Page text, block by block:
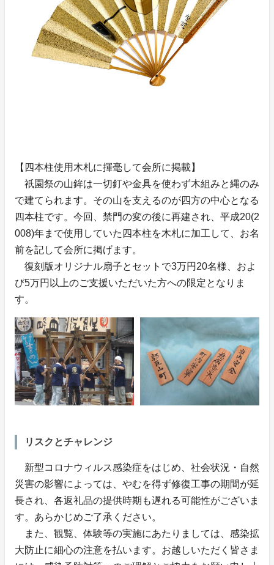
【四本柱使用木札に揮毫して会所に掲載】
祇園祭の山鉾は一切釘や金具を使わず木組みと縄のみ
で建てられます。その山を支えるのが四方の中心となる
四本柱です。今回、禁門の変の後に再建され、平成20(2
008)年まで使用していた四本柱を木札に加工して、お名
前を記して会所に掲げます。
復刻版オリジナル扇子とセットで3万円20名様、およ
び5万円以上のご支援いただいた方への限定となりま
す。
リスクとチャレンジ
新型コロナウィルス感染症をはじめ、社会状況・自然
災害の影響によっては、やむを得ず修復工事の期間が延
長され、各返礼品の提供時期も遅れる可能性がございま
す。あらかじめご了承ください。
また、観覧、体験等の実施にあたりましては、感染拡
大防止に細心の注意を払います。お越しいただく皆さま